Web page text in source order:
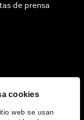
cookies
web se usan
de prensa